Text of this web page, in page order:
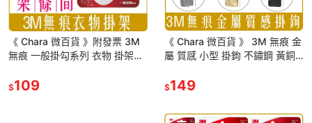
《 Chara 微百貨 》附發票 3M
無痕 一般掛勾系列 衣物 掛架
品
$109
《 Chara 微百貨 》 3M 無痕 金
屬 質感 小型 掛鉤 不鏽鋼 黃銅
$149